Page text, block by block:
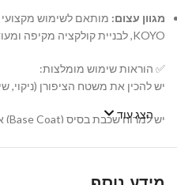
מגוון עצום:
KOYO, לבניית קולקציה מקיפה ומעודכנת.
✅ הוראות שימוש מומלצות:
יש להכין את משטח הציפורן (ניקוי,
יש למרוח שכבת בסיס (Base Coat) איכותית ולייבש במנורת UV/LED.
הצג עוד